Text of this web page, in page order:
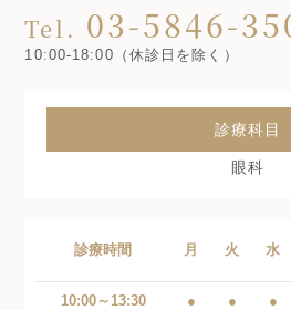
Tel. 03-5846-
10:00-18:00（休診日を除く）
診療科目
眼科
診療時間 月 火 水
10:00～13:30 ● ● ●